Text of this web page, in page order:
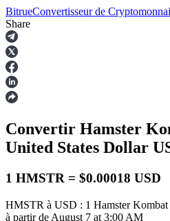
Contrats à terme
BitrueConvertisseur de
Share
Convertir Hamster
United States Dollar
1 HMSTR = $0.00018 USD
HMSTR à USD : 1 Hamster
à partir de August 7 at 3:00 AM